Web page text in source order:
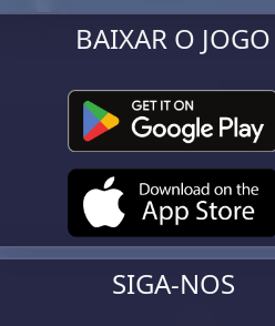
BAIXAR O JOGO
SIGA-NOS